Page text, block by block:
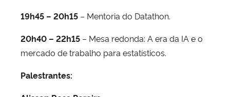
19h45 – 20h15 – Mentoria do Datathon.
20h40 – 22h15 – Mesa redonda: A era da IA e o
mercado de trabalho para estatísticos.
Palestrantes: